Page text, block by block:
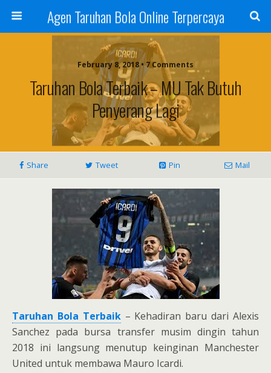
Agen Taruhan Bola Online Terpercaya
February 8, 2018 • 7 Comments
Taruhan Bola Terbaik – MU Tak Butuh
Penyerang Lagi
Share Tweet Pin Mail
Taruhan Bola Terbaik– Kehadiran baru dari Alexis
Sanchez pada bursa transfer musim dingin tahun
2018 ini langsung menutup keinginan Manchester
United untuk membawa Mauro Icardi.